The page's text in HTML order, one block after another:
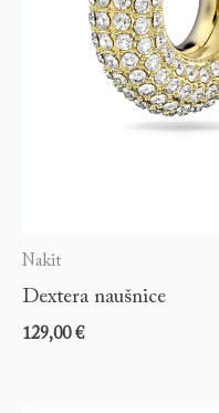
Nakit
Dextera naušnice
129,00€